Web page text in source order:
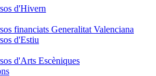
d'Hivern
financiats Generalitat Valenciana
d'Estiu
d'Arts Escèniques